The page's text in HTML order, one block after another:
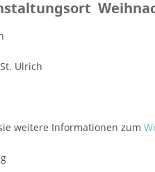
Ulrich
weitere Informationen zum